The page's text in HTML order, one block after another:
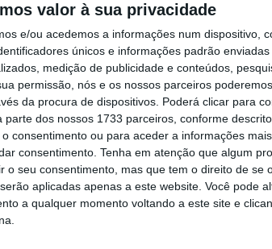
valor à sua privacidade
e/ou acedemos a informações num dispositivo,
únicos e informações padrão
medição de publicidade e conteúdos,
permissão, nós e os nossos parceiros
da procura de dispositivos. Poderá clicar para
dos nossos 1733 parceiros, conforme
consentimento ou para aceder a informações
consentimento. Tenha em atenção que algum
o seu consentimento, mas que tem o direito de se
aplicadas apenas a este website. Você pode
a qualquer momento voltando a este site e
Próximo artigo
do Castelo: GNR detém homem por
posse ilegal de armas
6